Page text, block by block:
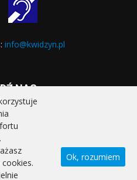
info@kwidzyn.pl
NAS:
PROJEKTY
Ok, rozumiem